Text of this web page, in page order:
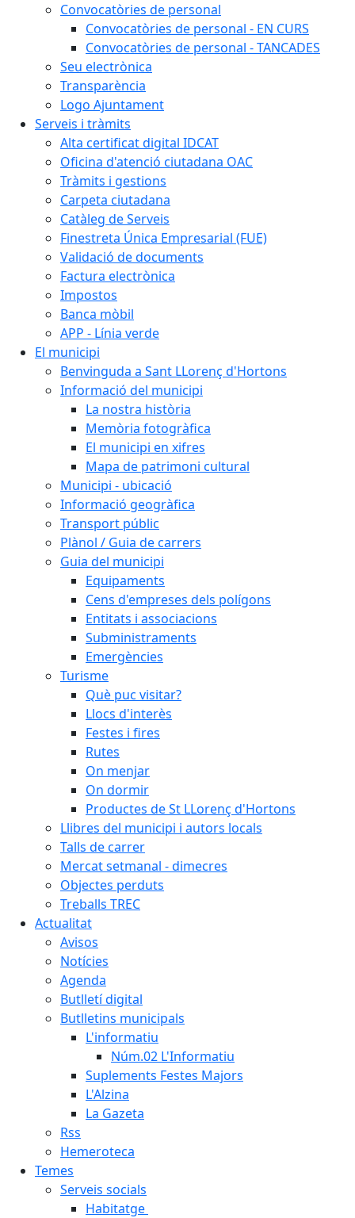
Convocatòries de personal
Convocatòries de personal - EN CURS
Convocatòries de personal - TANCADES
Seu electrònica
Transparència
Logo Ajuntament
Serveis i tràmits
Alta certificat digital IDCAT
Oficina d'atenció ciutadana OAC
Tràmits i gestions
Carpeta ciutadana
Catàleg de Serveis
Finestreta Única Empresarial (FUE)
Validació de documents
Factura electrònica
Impostos
Banca mòbil
APP - Línia verde
El municipi
Benvinguda a Sant LLorenç d'Hortons
Informació del municipi
La nostra història
Memòria fotogràfica
El municipi en xifres
Mapa de patrimoni cultural
Municipi - ubicació
Informació geogràfica
Transport públic
Plànol / Guia de carrers
Guia del municipi
Equipaments
Cens d'empreses dels polígons
Entitats i associacions
Subministraments
Emergències
Turisme
Què puc visitar?
Llocs d'interès
Festes i fires
Rutes
On menjar
On dormir
Productes de St LLorenç d'Hortons
Llibres del municipi i autors locals
Talls de carrer
Mercat setmanal - dimecres
Objectes perduts
Treballs TREC
Actualitat
Avisos
Notícies
Agenda
Butlletí digital
Butlletins municipals
L'informatiu
Núm.02 L'Informatiu
Suplements Festes Majors
L'Alzina
La Gazeta
Rss
Hemeroteca
Temes
Serveis socials
Habitatge